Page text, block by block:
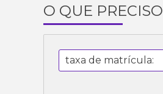
O QUE PRECISO
taxa de matrícula: